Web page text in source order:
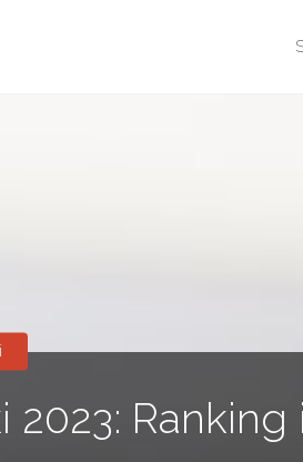
Ranking